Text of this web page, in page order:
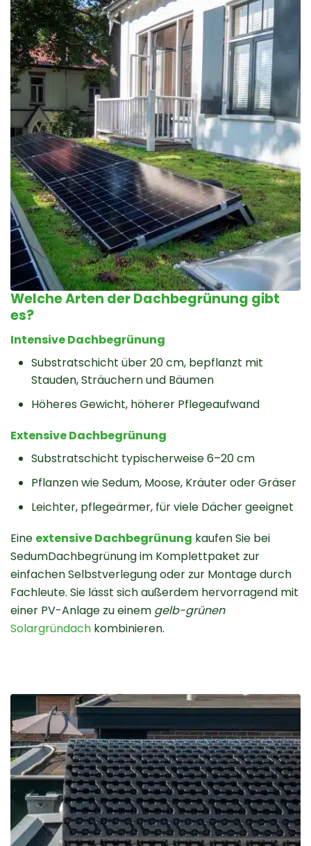
Welche Arten der Dachbegrünung gibt
es?
Intensive Dachbegrünung
Substratschicht über 20 cm, bepflanzt mit
Stauden, Sträuchern und Bäumen
Höheres Gewicht, höherer Pflegeaufwand
Extensive Dachbegrünung
Substratschicht typischerweise 6–20 cm
Pflanzen wie Sedum, Moose, Kräuter oder Gräser
Leichter, pflegeärmer, für viele Dächer geeignet
Eine extensive Dachbegrünung kaufen Sie bei
SedumDachbegrünung im Komplettpaket zur
einfachen Selbstverlegung oder zur Montage durch
Fachleute. Sie lässt sich außerdem hervorragend mit
einer PV-Anlage zu einem gelb-grünen
Solargründach kombinieren.